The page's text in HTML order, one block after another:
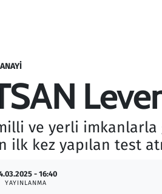
milli ve yerli
kez yapılan test
- 16:40
YAYINLANMA